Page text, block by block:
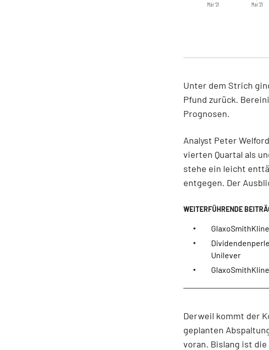
Mär '21 Mai '21
Unter dem Strich
Pfund zurück.
Prognosen.
Analyst Peter
vierten Quartal als
stehe ein leicht
entgegen. Der
Unilever
Derweil kommt der
geplanten
voran. Bislang ist